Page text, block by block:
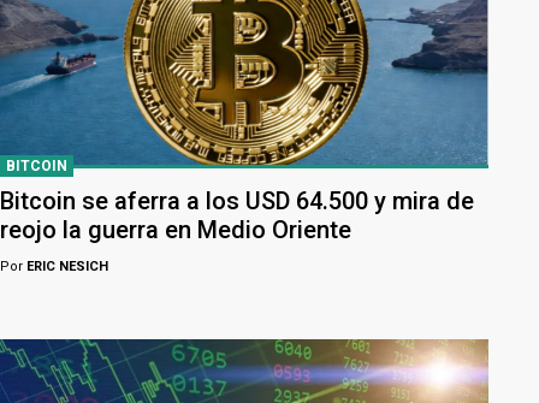
BITCOIN
Bitcoin se aferra a los USD 64.500 y mira de
reojo la guerra en Medio Oriente
Por ERIC NESICH